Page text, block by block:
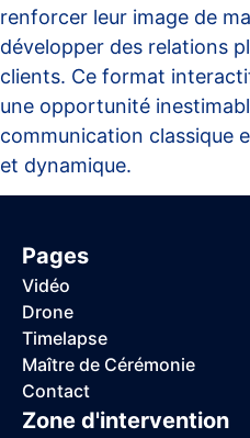
renforcer leur image de
développer des relations
clients. Ce format
une opportunité
communication classique
et dynamique.
Pages
Vidéo
Drone
Timelapse
Maître de Cérémonie
Contact
Zone d'intervention